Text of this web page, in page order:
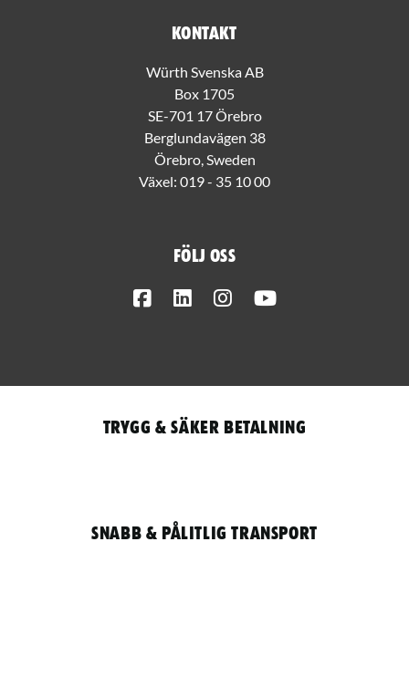
Kontakt
Würth Svenska AB
Box 1705
SE-701 17 Örebro
Berglundavägen 38
Örebro, Sweden
Växel: 019 - 35 10 00
Följ oss
FacebookLinkedInInstagram
Trygg & säker betalning
Snabb & pålitlig transport